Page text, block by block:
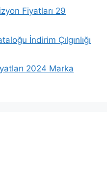
Fiyatları 29
İndirim Çılgınlığı
2024 Marka